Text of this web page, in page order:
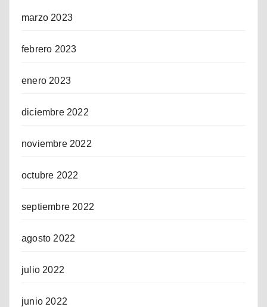
marzo 2023
febrero 2023
enero 2023
diciembre 2022
noviembre 2022
octubre 2022
septiembre 2022
agosto 2022
julio 2022
junio 2022